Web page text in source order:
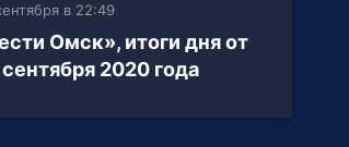
в 22:49
Омск», итоги дня от
2020 года